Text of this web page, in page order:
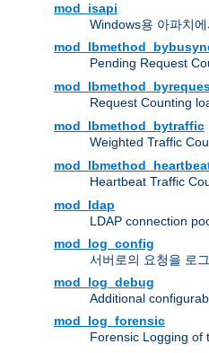
mod_isapi
Windows용 아파치
Pending Request
Request Counting
mod_lbmethod_bytraffic
Weighted Traffic
Heartbeat Traffic
mod_ldap
LDAP connection
mod_log_config
서버로의 요청을 로
mod_log_debug
Additional
mod_log_forensic
Forensic Logging of